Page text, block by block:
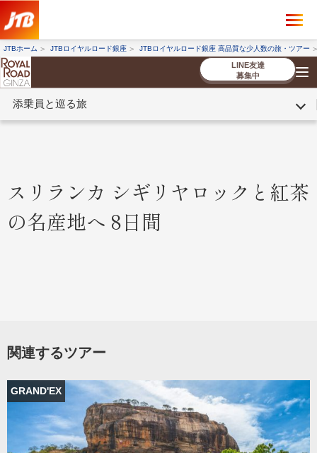
JTBホーム JTBロイヤルロード銀座 JTBロイヤルロード銀座 高品質な少人数の旅・ツアー
LINE友達
募集中
添乗員と巡る旅
条件から探す
条件から探す
キーワード
1月
2月 3月 4月
5月
6月
7月 8月
9月
10月
11月
12月
条件から探す
条件から探す
キーワード
冬の国内旅行
1月
8月
9月
10月 11月
12月
お盆・夏休み
年末年始
スリランカ シギリヤロックと紅茶
の名産地へ 8日間
関連するツアー
GRAND'EX
ツアーを探す ×
海外ツアー 国内ツアー